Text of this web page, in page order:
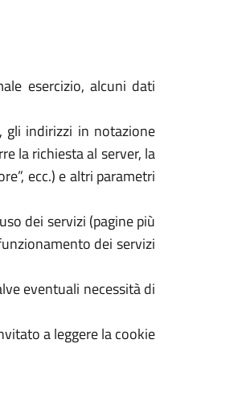
esercizio, alcuni dati
indirizzi in notazione
la richiesta al server, la
ecc.) e altri parametri
dei servizi (pagine più
dei servizi
eventuali necessità di
a leggere la cookie